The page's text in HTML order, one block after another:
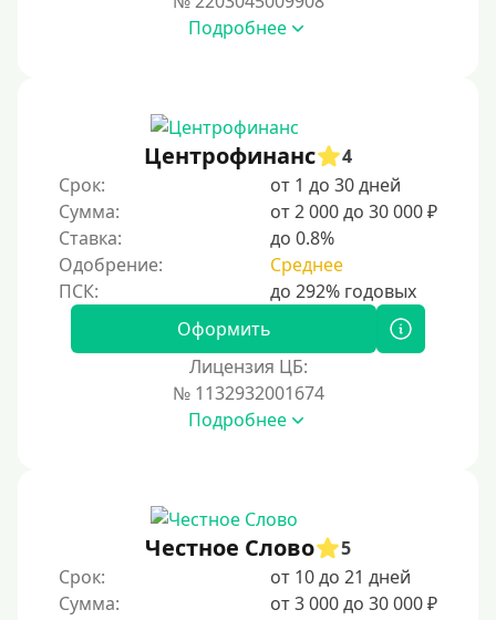
Не выходя из дома
Без посещения офиса
В офисе
В ломбарде
Роботы займов
Онлайн на карту в Telegram
Без списания денег с карты
Денежным переводом
На Яндекс Деньги
Без привязки карты
На Киви (Qiwi) кошелек
Подробнее
Центрофинанс
4
Срок:
от 1 до 30 дней
Сумма:
от 2 000 до 30 000 ₽
Ставка:
до 0.8%
Одобрение:
Среднее
Оформить
Лицензия ЦБ:
№ 1132932001674
Подробнее
Честное Слово
5
Срок:
от 10 до 21 дней
Сумма:
от 3 000 до 30 000 ₽